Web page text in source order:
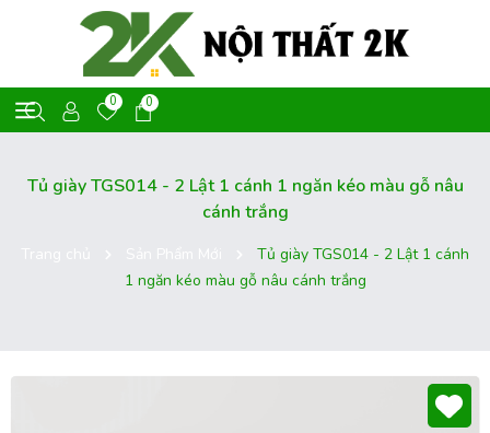
0 0
Tủ giày TGS014 - 2 Lật 1 cánh 1 ngăn kéo màu gỗ nâu
cánh trắng
Tủ giày TGS014 - 2 Lật 1 cánh
1 ngăn kéo màu gỗ nâu cánh trắng